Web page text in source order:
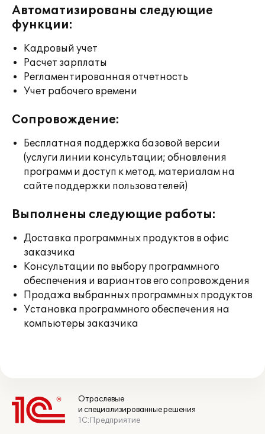
Автоматизированы следующие
функции:
Кадровый учет
Расчет зарплаты
Регламентированная отчетность
Учет рабочего времени
Сопровождение:
Бесплатная поддержка базовой версии
(услуги линии консультации; обновления
программ и доступ к метод. материалам на
сайте поддержки пользователей)
Выполнены следующие работы:
Доставка программных продуктов в офис
заказчика
Консультации по выбору программного
обеспечения и вариантов его сопровождения
Продажа выбранных программных продуктов
Установка программного обеспечения на
компьютеры заказчика
Отраслевые
и специализированные решения
1С:Предприятие